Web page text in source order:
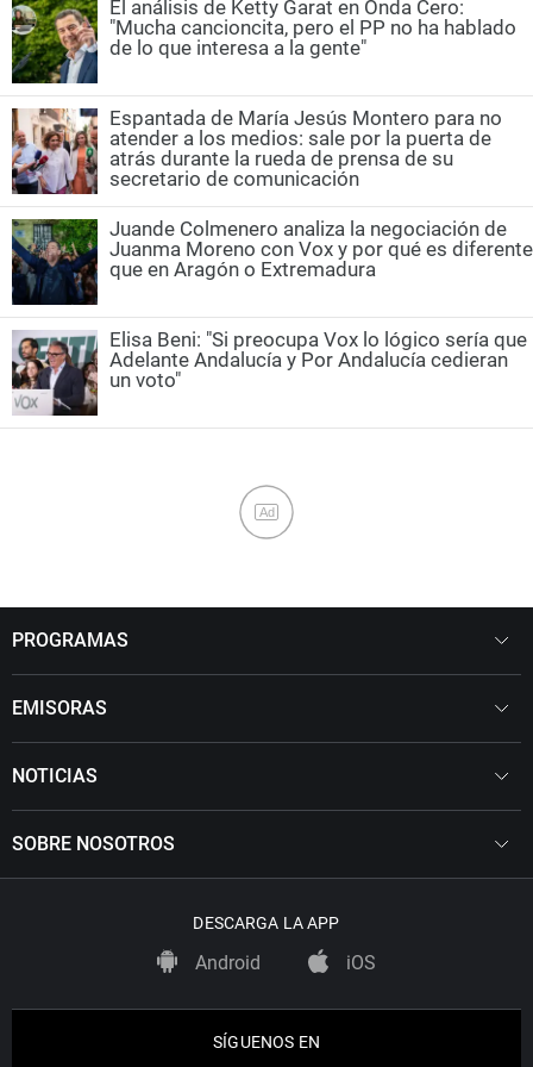
El análisis de Ketty Garat en Onda Cero:
"Mucha cancioncita, pero el PP no ha hablado
de lo que interesa a la gente"
Espantada de María Jesús Montero para no
atender a los medios: sale por la puerta de
atrás durante la rueda de prensa de su
secretario de comunicación
Juande Colmenero analiza la negociación de
Juanma Moreno con Vox y por qué es diferente
que en Aragón o Extremadura
Elisa Beni: "Si preocupa Vox lo lógico sería que
Adelante Andalucía y Por Andalucía cedieran
un voto"
Ad
PROGRAMAS
EMISORAS
NOTICIAS
SOBRE NOSOTROS
DESCARGA LA APP
Android iOS
SÍGUENOS EN